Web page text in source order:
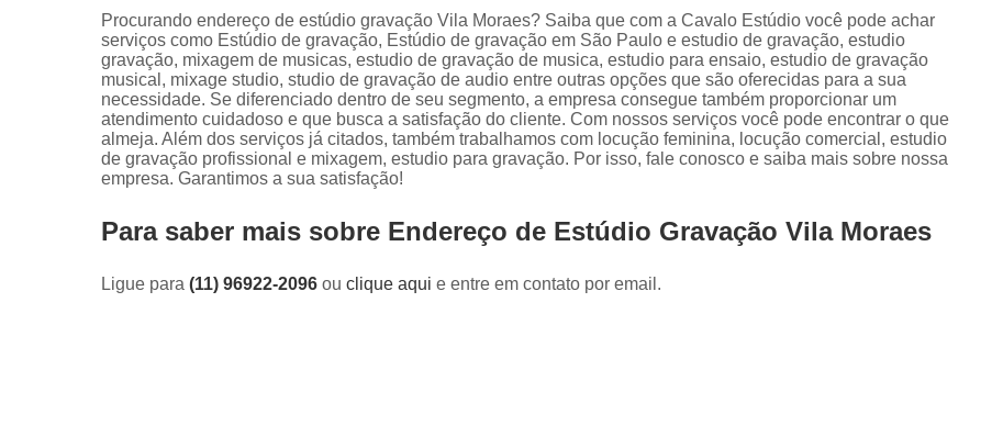
Estúdio de Audiobook
Estudio
Fazer Audiobook
Fazer Podcast
Gravação de áudio
Gravação de Audiobook
Gravadora áudio
Gravar Audiobook
Locução de Rádio
Locução em Off
Locução
Locução Publicitária
Locução Rádio
Procurando endereço de estúdio gravação Vila Moraes? Saiba que com a Cavalo Estúdio você pode achar
serviços como Estúdio de gravação, Estúdio de gravação em São Paulo e estudio de gravação, estudio
gravação, mixagem de musicas, estudio de gravação de musica, estudio para ensaio, estudio de gravação
musical, mixage studio, studio de gravação de audio entre outras opções que são oferecidas para a sua
necessidade. Se diferenciado dentro de seu segmento, a empresa consegue também proporcionar um
atendimento cuidadoso e que busca a satisfação do cliente. Com nossos serviços você pode encontrar o que
almeja. Além dos serviços já citados, também trabalhamos com locução feminina, locução comercial, estudio
de gravação profissional e mixagem, estudio para gravação. Por isso, fale conosco e saiba mais sobre nossa
empresa. Garantimos a sua satisfação!
Para saber mais sobre Endereço de Estúdio Gravação Vila Moraes
Ligue para (11) 96922-2096 ou clique aqui e entre em contato por email.